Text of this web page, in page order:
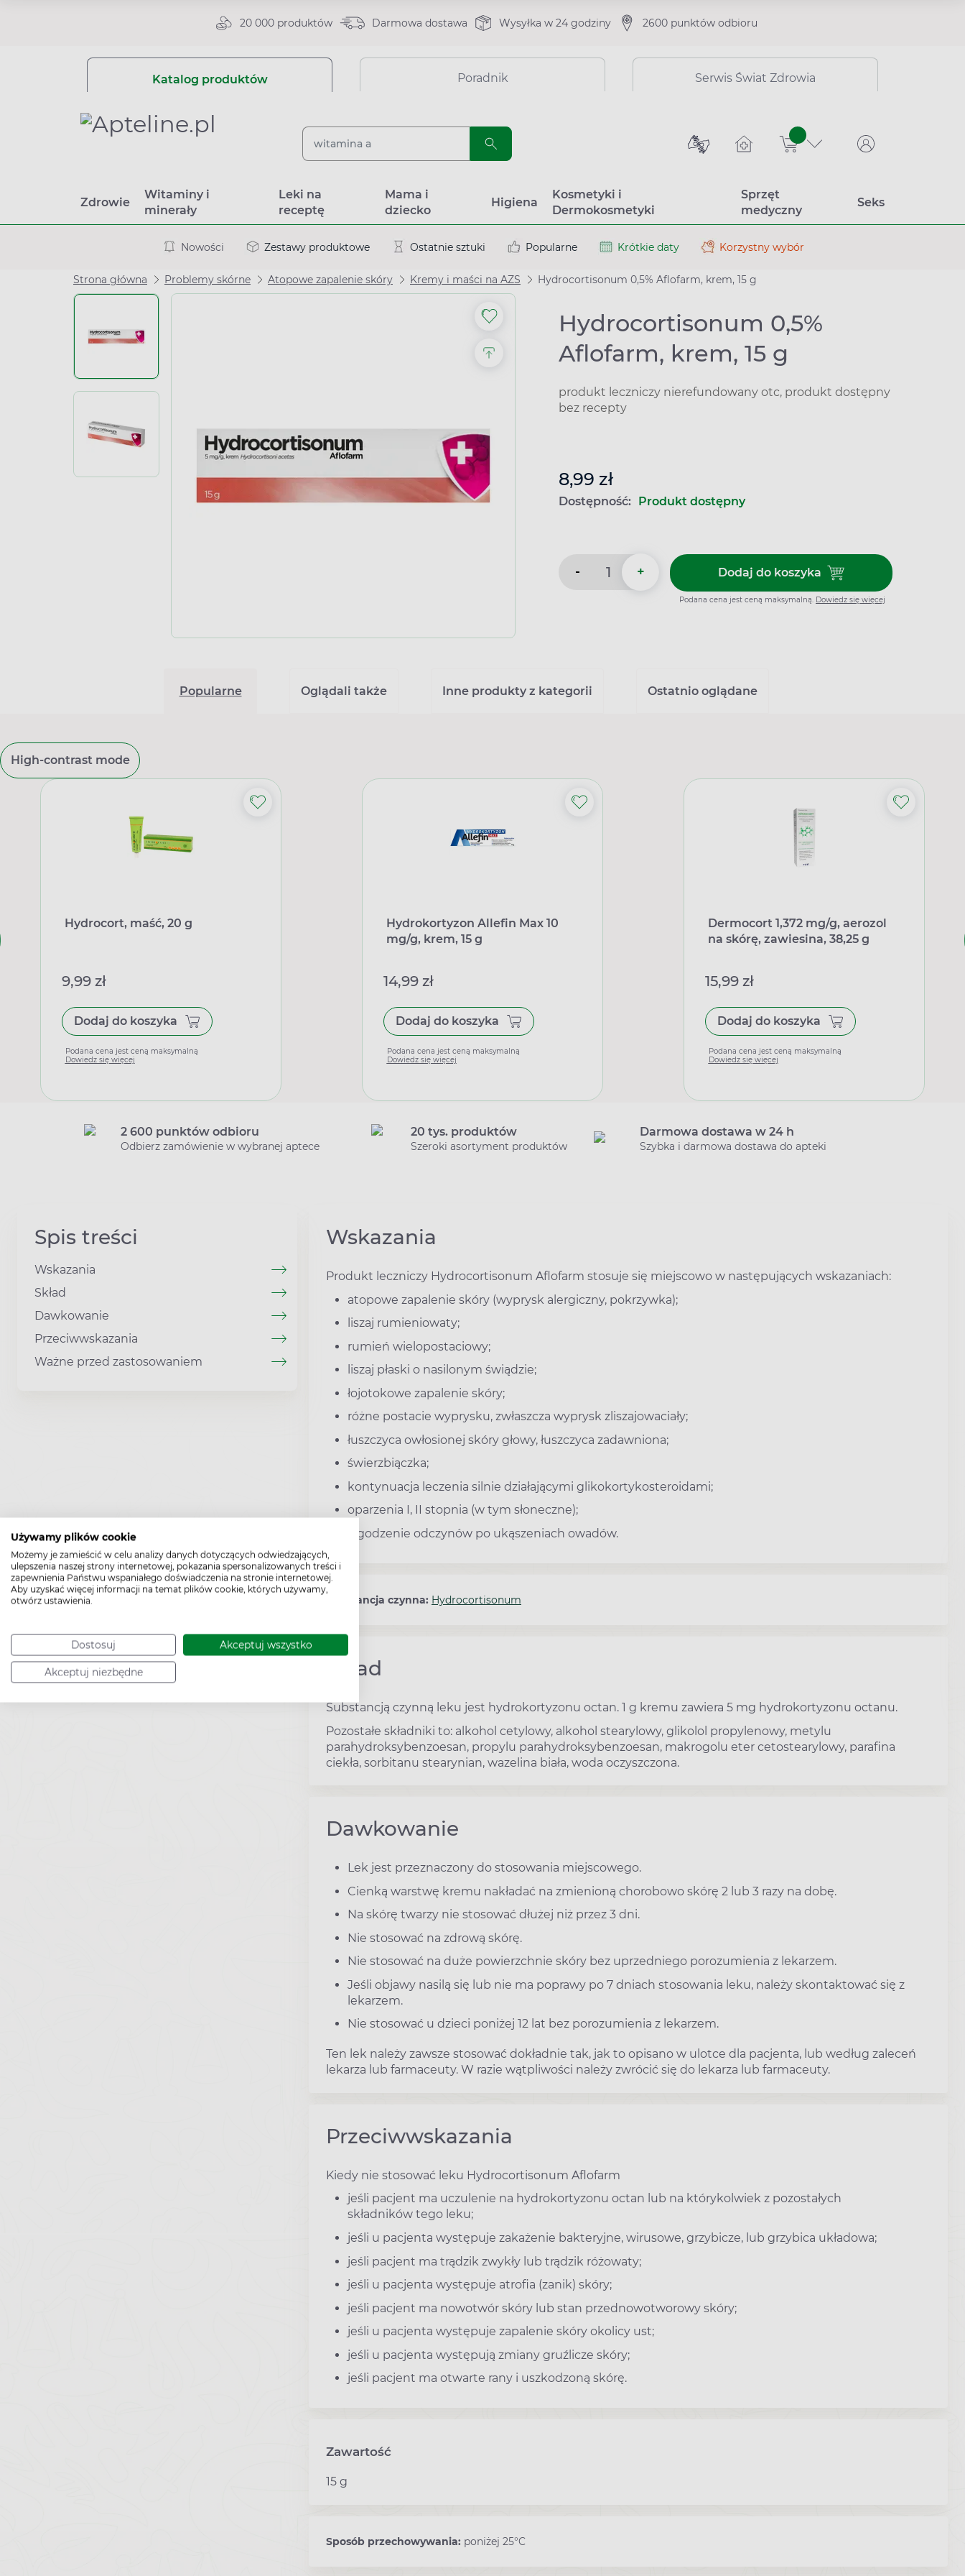
Używamy plików cookie
Możemy je zamieścić w celu analizy danych dotyczących odwiedzających,
ulepszenia naszej strony internetowej, pokazania spersonalizowanych treści i
zapewnienia Państwu wspaniałego doświadczenia na stronie internetowej.
Aby uzyskać więcej informacji na temat plików cookie, których używamy,
otwórz ustawienia.
Dostosuj Akceptuj wszystko
Akceptuj niezbędne
20 000 produktów Darmowa dostawa Wysyłka w 24 godziny 2600 punktów odbioru
Katalog produktów Poradnik Serwis Świat Zdrowia
sztuk
Zdrowie
Witaminy i
minerały
Leki na
receptę
Mama i
dziecko
Higiena
Kosmetyki i
Dermokosmetyki
Sprzęt
medyczny
Seks
Nowości Zestawy produktowe Ostatnie sztuki Popularne Krótkie daty Korzystny wybór
Strona główna Problemy skórne Atopowe zapalenie skóry Kremy i maści na AZS Hydrocortisonum 0,5% Aflofarm, krem, 15 g
Hydrocortisonum 0,5%
Aflofarm, krem, 15 g
produkt leczniczy nierefundowany otc, produkt dostępny
bez recepty
8,99 zł
Dostępność: Produkt dostępny
- + Dodaj do koszykaDodaj do koszyka
Podana cena jest ceną maksymalną. Dowiedz się więcej
Popularne Oglądali także Inne produkty z kategorii Ostatnio oglądane
High-contrast mode
Hydrocort, maść, 20 g
9,99 zł
Dodaj do koszyka
Podana cena jest ceną maksymalną
Dowiedz się więcej
Hydrokortyzon Allefin Max 10
mg/g, krem, 15 g
14,99 zł
Dodaj do koszyka
Podana cena jest ceną maksymalną
Dowiedz się więcej
Dermocort 1,372 mg/g, aerozol
na skórę, zawiesina, 38,25 g
15,99 zł
Dodaj do koszyka
Podana cena jest ceną maksymalną
Dowiedz się więcej
2 600 punktów odbioru
Odbierz zamówienie w wybranej aptece
20 tys. produktów
Szeroki asortyment produktów
Darmowa dostawa w 24 h
Szybka i darmowa dostawa do apteki
Spis treści
Wskazania
Skład
Dawkowanie
Przeciwwskazania
Ważne przed zastosowaniem
Wskazania
Produkt leczniczy Hydrocortisonum Aflofarm stosuje się miejscowo w następujących wskazaniach:
atopowe zapalenie skóry (wyprysk alergiczny, pokrzywka);
liszaj rumieniowaty;
rumień wielopostaciowy;
liszaj płaski o nasilonym świądzie;
łojotokowe zapalenie skóry;
różne postacie wyprysku, zwłaszcza wyprysk zliszajowaciały;
łuszczyca owłosionej skóry głowy, łuszczyca zadawniona;
świerzbiączka;
kontynuacja leczenia silnie działającymi glikokortykosteroidami;
oparzenia I, II stopnia (w tym słoneczne);
łagodzenie odczynów po ukąszeniach owadów.
Substancja czynna: Hydrocortisonum
Skład
Substancją czynną leku jest hydrokortyzonu octan. 1 g kremu zawiera 5 mg hydrokortyzonu octanu.
Pozostałe składniki to: alkohol cetylowy, alkohol stearylowy, glikolol propylenowy, metylu
parahydroksybenzoesan, propylu parahydroksybenzoesan, makrogolu eter cetostearylowy, parafina
ciekła, sorbitanu stearynian, wazelina biała, woda oczyszczona.
Dawkowanie
Lek jest przeznaczony do stosowania miejscowego.
Cienką warstwę kremu nakładać na zmienioną chorobowo skórę 2 lub 3 razy na dobę.
Na skórę twarzy nie stosować dłużej niż przez 3 dni.
Nie stosować na zdrową skórę.
Nie stosować na duże powierzchnie skóry bez uprzedniego porozumienia z lekarzem.
Jeśli objawy nasilą się lub nie ma poprawy po 7 dniach stosowania leku, należy skontaktować się z
lekarzem.
Nie stosować u dzieci poniżej 12 lat bez porozumienia z lekarzem.
Ten lek należy zawsze stosować dokładnie tak, jak to opisano w ulotce dla pacjenta, lub według zaleceń
lekarza lub farmaceuty. W razie wątpliwości należy zwrócić się do lekarza lub farmaceuty.
Przeciwwskazania
Kiedy nie stosować leku Hydrocortisonum Aflofarm
jeśli pacjent ma uczulenie na hydrokortyzonu octan lub na którykolwiek z pozostałych
składników tego leku;
jeśli u pacjenta występuje zakażenie bakteryjne, wirusowe, grzybicze, lub grzybica układowa;
jeśli pacjent ma trądzik zwykły lub trądzik różowaty;
jeśli u pacjenta występuje atrofia (zanik) skóry;
jeśli pacjent ma nowotwór skóry lub stan przednowotworowy skóry;
jeśli u pacjenta występuje zapalenie skóry okolicy ust;
jeśli u pacjenta występują zmiany gruźlicze skóry;
jeśli pacjent ma otwarte rany i uszkodzoną skórę.
Zawartość
15 g
Sposób przechowywania: poniżej 25°C